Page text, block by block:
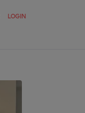
LOGIN